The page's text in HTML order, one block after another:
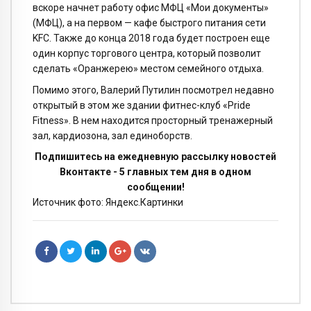
вскоре начнет работу офис МФЦ «Мои документы»
(МФЦ), а на первом — кафе быстрого питания сети
KFC. Также до конца 2018 года будет построен еще
один корпус торгового центра, который позволит
сделать «Оранжерею» местом семейного отдыха.
Помимо этого, Валерий Путилин посмотрел недавно
открытый в этом же здании фитнес-клуб «Pride
Fitness». В нем находится просторный тренажерный
зал, кардиозона, зал единоборств.
Подпишитесь на ежедневную рассылку новостей
Вконтакте - 5 главных тем дня в одном
сообщении!
Источник фото: Яндекс.Картинки